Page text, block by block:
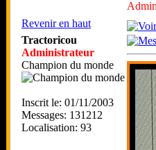
Revenir en haut
Tractoricou
Administrateur
Champion du monde
Inscrit le: 01/11/2003
Messages: 131212
Localisation: 93